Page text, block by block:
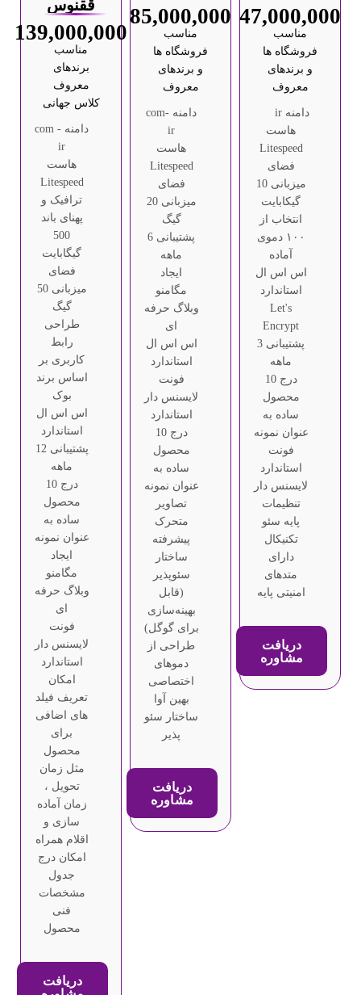
47,000,000
مناسب
فروشگاه ها
و برندهای
معروف
دامنه ir
هاست
Litespeed
فضای
میزبانی 10
گیکابایت
انتخاب از
۱۰۰ دموی
آماده
اس اس ال
استاندارد
Let's
Encrypt
پشتیبانی 3
ماهه
درج 10
محصول
ساده به
عنوان نمونه
فونت
استاندارد
لایسنس دار
تنظیمات
پایه سئو
تکنیکال
دارای
متدهای
امنیتی پایه
دریافت
مشاوره
85,000,000
مناسب
فروشگاه ها
و برندهای
معروف
دامنه com-
ir
هاست
Litespeed
فضای
میزبانی 20
گیگ
پشتیبانی 6
ماهه
ایجاد
مگامنو
وبلاگ حرفه
ای
اس اس ال
استاندارد
فونت
لایسنس دار
استاندارد
درج 10
محصول
ساده به
عنوان نمونه
تصاویر
متحرک
پیشرفته
ساختار
سئوپذیر
(قابل
بهینه‌سازی
برای گوگل)
طراحی از
دموهای
اختصاصی
بهین آوا
ساختار سئو
پذیر
دریافت
مشاوره
ققنوس
139,000,000
مناسب
برندهای
معروف
کلاس جهانی
دامنه com -
ir
هاست
Litespeed
ترافیک و
پهنای باند
500
گیگابایت
فضای
میزبانی 50
گیگ
طراحی
رابط
کاربری بر
اساس برند
بوک
اس اس ال
استاندارد
پشتیبانی 12
ماهه
درج 10
محصول
ساده به
عنوان نمونه
ایجاد
مگامنو
وبلاگ حرفه
ای
فونت
لایسنس دار
استاندارد
امکان
تعریف فیلد
های اضافی
برای
محصول
مثل زمان
تحویل ،
زمان آماده
سازی و
اقلام همراه
امکان درج
جدول
مشخصات
فنی
محصول
دریافت